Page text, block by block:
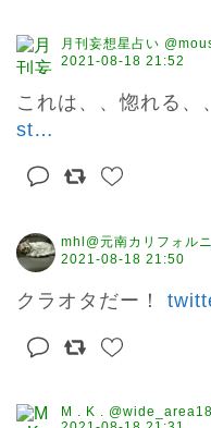
月刊妄想星占い
2021-08-18 21:52
これは、、惚れる、
st…
mhl@元南カリフォル
2021-08-18 21:50
クラオタだー！
M . K .